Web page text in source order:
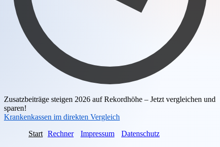
Zusatzbeiträge steigen 2026 auf Rekordhöhe – Jetzt vergleichen und
sparen!
Krankenkassen im direkten Vergleich
Start Rechner Impressum Datenschutz